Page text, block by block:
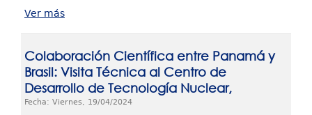
Ver más
Colaboración Científica entre Panamá y
Brasil: Visita Técnica al Centro de
Desarrollo de Tecnología Nuclear,
Fecha: Viernes, 19/04/2024